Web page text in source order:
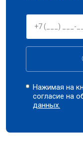
Нажимая на
согласие на
данных.